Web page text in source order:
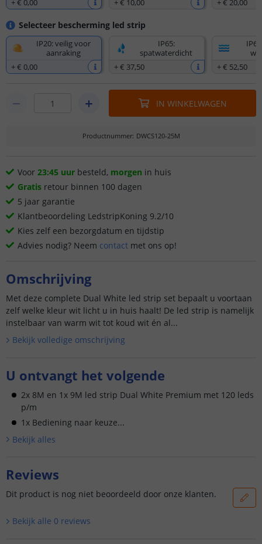
+€ 0,00 +€ 10,00 +€ 20,00
Selecteer bescherming led strip
IP20: veilig voor
aanraking
+€ 0,00
IP65:
spatwaterdicht
+€ 37,50
+€ 52,50
IN WINKELWAGEN
Productnummer: DWCS120-25M
Voor 23:45 uur besteld, morgen in huis
Gratis retour binnen 100 dagen
5 jaar garantie
Klantbeoordeling LedstripKoning 9.2/10
Kies zelf een bezorgdatum en tijdstip
Advies nodig? Neem contact met ons op!
Omschrijving
Met deze complete Dual White led strip set bepaalt u voortaan
zelf welke kleur wit licht u in huis haalt! De led strip is namelijk
instelbaar van warm wit tot koud wit én al...
Bekijk volledige omschrijving
U ontvangt het volgende
2x 8M en 1x 9M led strip Dual White Premium met 120 leds
p/m
1x Bediening naar keuze...
Bekijk alles
Reviews
Dit product is nog niet beoordeeld door onze klanten.
Bekijk alle 0 reviews